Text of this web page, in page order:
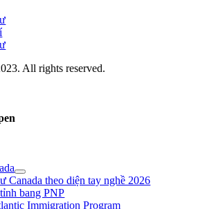
All rights reserved.
Canada theo diện tay nghề 2026
bang PNP
Immigration Program